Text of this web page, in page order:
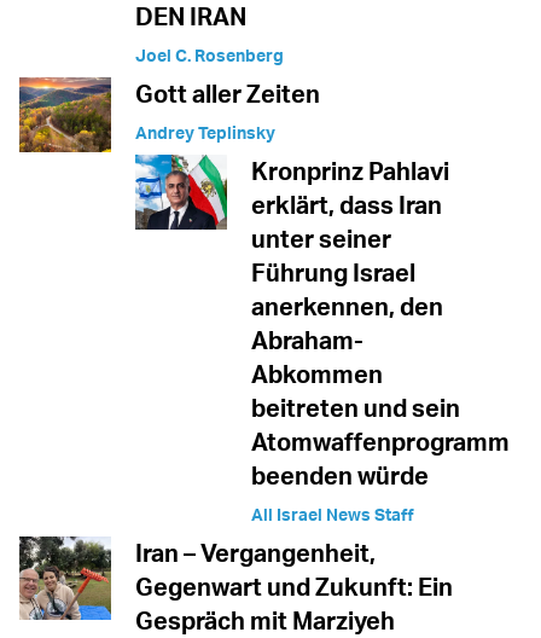
DEN IRAN
Joel C. Rosenberg
Gott aller Zeiten
Andrey Teplinsky
Kronprinz Pahlavi
erklärt, dass Iran
unter seiner
Führung Israel
anerkennen, den
Abraham-
Abkommen
beitreten und sein
Atomwaffenprogramm
beenden würde
All Israel News Staff
Iran – Vergangenheit,
Gegenwart und Zukunft: Ein
Gespräch mit Marziyeh